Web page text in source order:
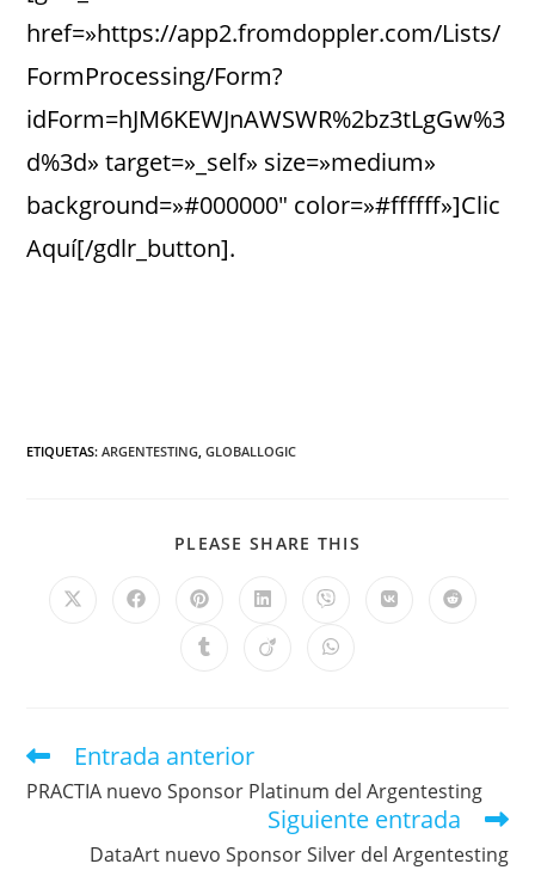
href=»https://app2.fromdoppler.com/Lists/
FormProcessing/Form?
idForm=hJM6KEWJnAWSWR%2bz3tLgGw%3
d%3d» target=»_self» size=»medium»
background=»#000000″ color=»#ffffff»]Clic
Aquí[/gdlr_button].
ETIQUETAS:ARGENTESTING, GLOBALLOGIC
PLEASE SHARE THIS
Entrada anterior
PRACTIA nuevo Sponsor Platinum del Argentesting
Siguiente entrada
DataArt nuevo Sponsor Silver del Argentesting